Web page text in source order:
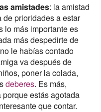
amistades: la amistad
prioridades a estar
lo más importante es
más despedirte de
le habías contado
va después de
poner la colada,
deberes. Es más,
estás agotada
que contar.